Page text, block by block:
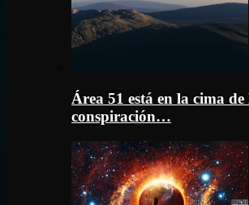
Área 51 está en la cima de
conspiración…